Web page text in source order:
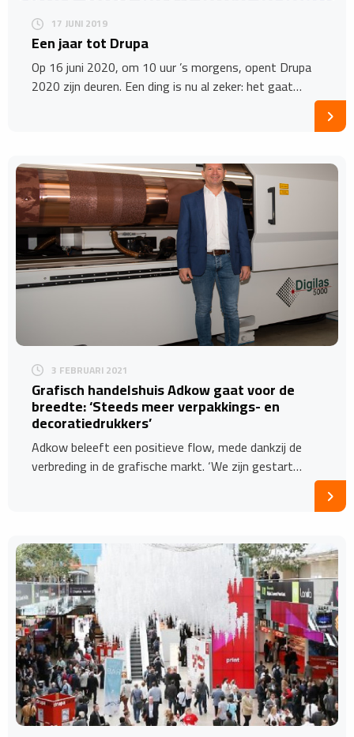
17 JUNI 2019
Een jaar tot Drupa
Op 16 juni 2020, om 10 uur ’s morgens, opent Drupa
2020 zijn deuren. Een ding is nu al zeker: het gaat…
3 FEBRUARI 2021
Grafisch handelshuis Adkow gaat voor de
breedte: ‘Steeds meer verpakkings- en
decoratiedrukkers’
Adkow beleeft een positieve flow, mede dankzij de
verbreding in de grafische markt. ‘We zijn gestart…